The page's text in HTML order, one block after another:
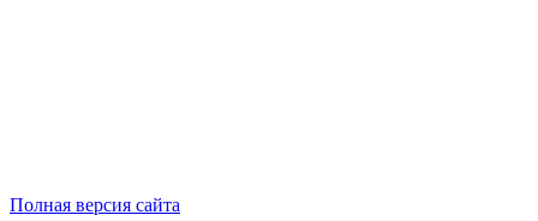
Полная версия сайта